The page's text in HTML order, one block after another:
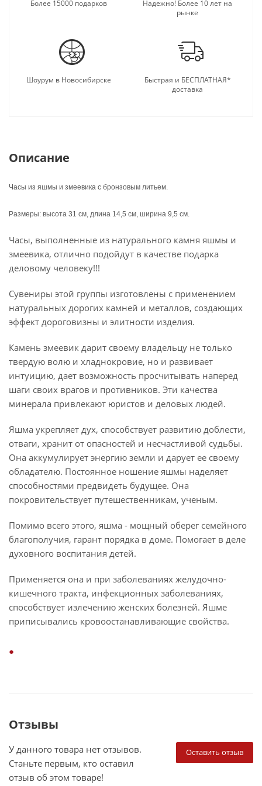
Более 15000 подарков
Надежно! Более 10 лет на
рынке
Шоурум в Новосибирске
Быстрая и БЕСПЛАТНАЯ*
доставка
Описание
Часы из яшмы и змеевика с бронзовым литьем.
Размеры: высота 31 см, длина 14,5 см, ширина 9,5 см.
Часы, выполненные из натурального камня яшмы и
змеевика, отлично подойдут в качестве подарка
деловому человеку!!!
Сувениры этой группы изготовлены с применением
натуральных дорогих камней и металлов, создающих
эффект дороговизны и элитности изделия.
Камень змеевик дарит своему владельцу не только
твердую волю и хладнокровие, но и развивает
интуицию, дает возможность просчитывать наперед
шаги своих врагов и противников. Эти качества
минерала привлекают юристов и деловых людей.
Яшма укрепляет дух, способствует развитию доблести,
отваги, хранит от опасностей и несчастливой судьбы.
Она аккумулирует энергию земли и дарует ее своему
обладателю. Постоянное ношение яшмы наделяет
способностями предвидеть будущее. Она
покровительствует путешественникам, ученым.
Помимо всего этого, яшма - мощный оберег семейного
благополучия, гарант порядка в доме. Помогает в деле
духовного воспитания детей.
Применяется она и при заболеваниях желудочно-
кишечного тракта, инфекционных заболеваниях,
способствует излечению женских болезней. Яшме
приписывались кровоостанавливающие свойства.
Отзывы
Оставить отзыв
У данного товара нет отзывов.
Станьте первым, кто оставил
отзыв об этом товаре!